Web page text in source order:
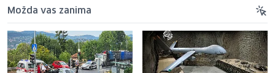
Možda vas zanima